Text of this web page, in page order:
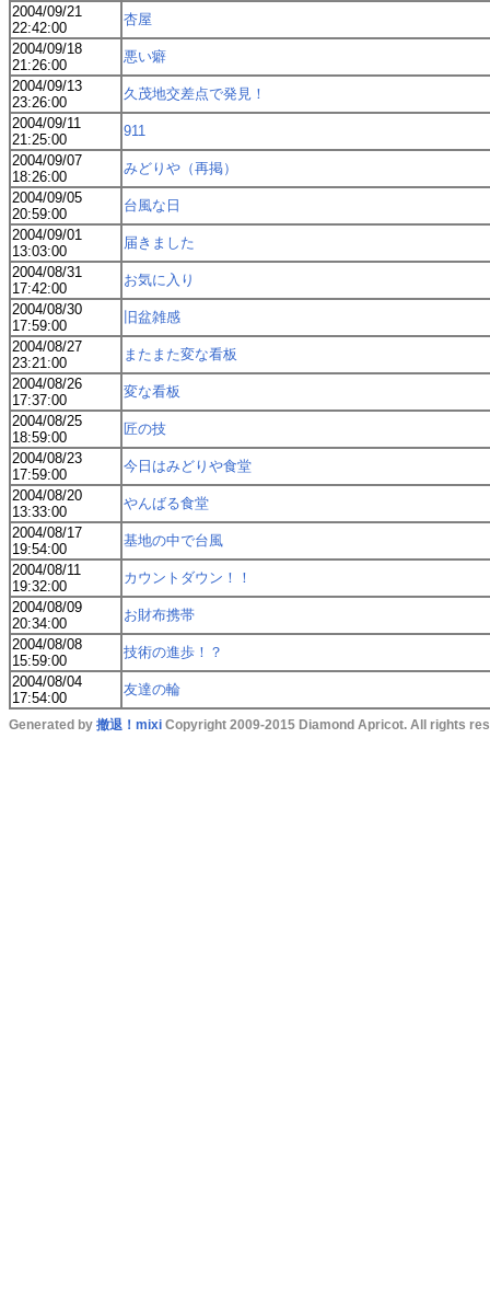
2004/09/21
22:42:00
杏屋
2004/09/18
21:26:00
悪い癖
2004/09/13
23:26:00
久茂地交差点で発見！
2004/09/11
21:25:00
911
2004/09/07
18:26:00
みどりや（再掲）
2004/09/05
20:59:00
台風な日
2004/09/01
13:03:00
届きました
2004/08/31
17:42:00
お気に入り
2004/08/30
17:59:00
旧盆雑感
2004/08/27
23:21:00
またまた変な看板
2004/08/26
17:37:00
変な看板
2004/08/25
18:59:00
匠の技
2004/08/23
17:59:00
今日はみどりや食堂
2004/08/20
13:33:00
やんばる食堂
2004/08/17
19:54:00
基地の中で台風
2004/08/11
19:32:00
カウントダウン！！
2004/08/09
20:34:00
お財布携帯
2004/08/08
15:59:00
技術の進歩！？
2004/08/04
17:54:00
友達の輪
Generated by 撤退！mixi Copyright 2009-2015 Diamond Apricot. All rights